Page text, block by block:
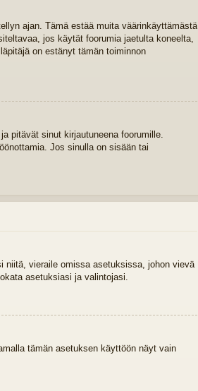
ajan. Tämä estää muita väärinkäyttämästä
jos käytät foorumia jaetulta koneelta,
on estänyt tämän toiminnon
pitävät sinut kirjautuneena foorumille.
Jos sinulla on sisään tai
niitä, vieraile omissa asetuksissa, johon vievä
asetuksiasi ja valintojasi.
tämän asetuksen käyttöön näyt vain